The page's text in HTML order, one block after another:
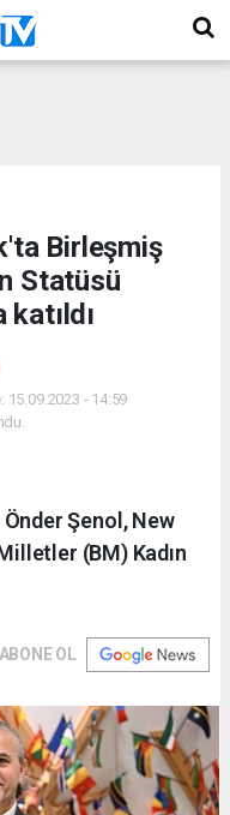
Birleşmiş
Statüsü
15.09.2023 - 14:59
Şenol, New
(BM) Kadın
ABONE OL